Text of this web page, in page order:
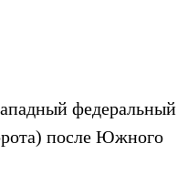
федеральный
после Южного